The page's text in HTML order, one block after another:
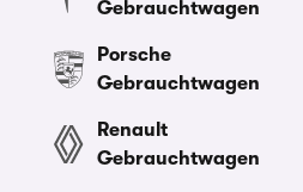
Gebrauchtwagen
Porsche
Gebrauchtwagen
Renault
Gebrauchtwagen